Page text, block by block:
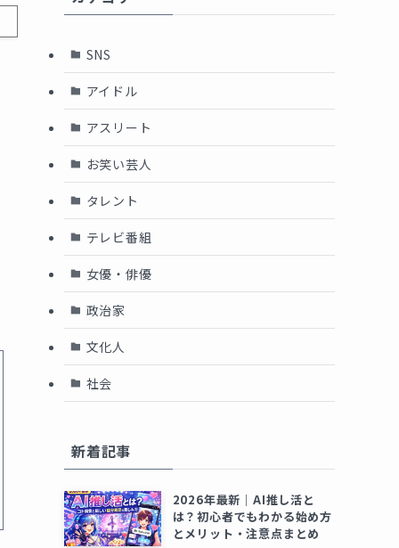
SNS
アイドル
アスリート
お笑い芸人
タレント
テレビ番組
女優・俳優
政治家
文化人
社会
新着記事
2026年最新｜AI推し活と
は？初心者でもわかる始め方
とメリット・注意点まとめ